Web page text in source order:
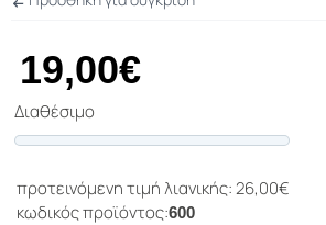
19,00€
Διαθέσιμο
προτεινόμενη τιμή λιανικής: 26,00€
κωδικός προϊόντος:600